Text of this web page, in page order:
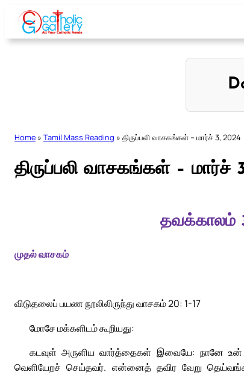
Skip
content
Home » Tamil Mass Reading » திருப்பலி வாசகங்கள் – மார்ச் 3, 2024
திருப்பலி வாசகங்கள் – மார்ச்
தவக்காலம்
முதல் வாசகம்
விடுதலைப் பயண நூலிலிருந்து வாசகம் 20: 1-17
மோசே மக்களிடம் கூறியது:
கடவுள் அருளிய வார்த்தைகள் இவையே: நானே உன்
வெளியேறச் செய்தவர். என்னைத் தவிர வேறு